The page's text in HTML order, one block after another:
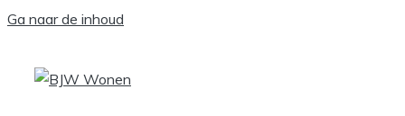
Ga naar de inhoud